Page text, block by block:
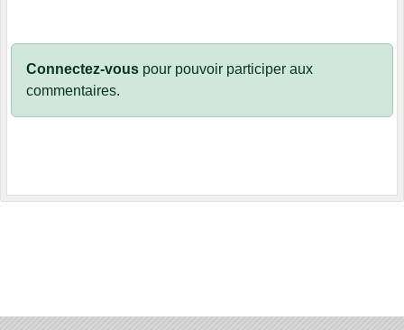
Connectez-vous pour pouvoir participer aux
commentaires.